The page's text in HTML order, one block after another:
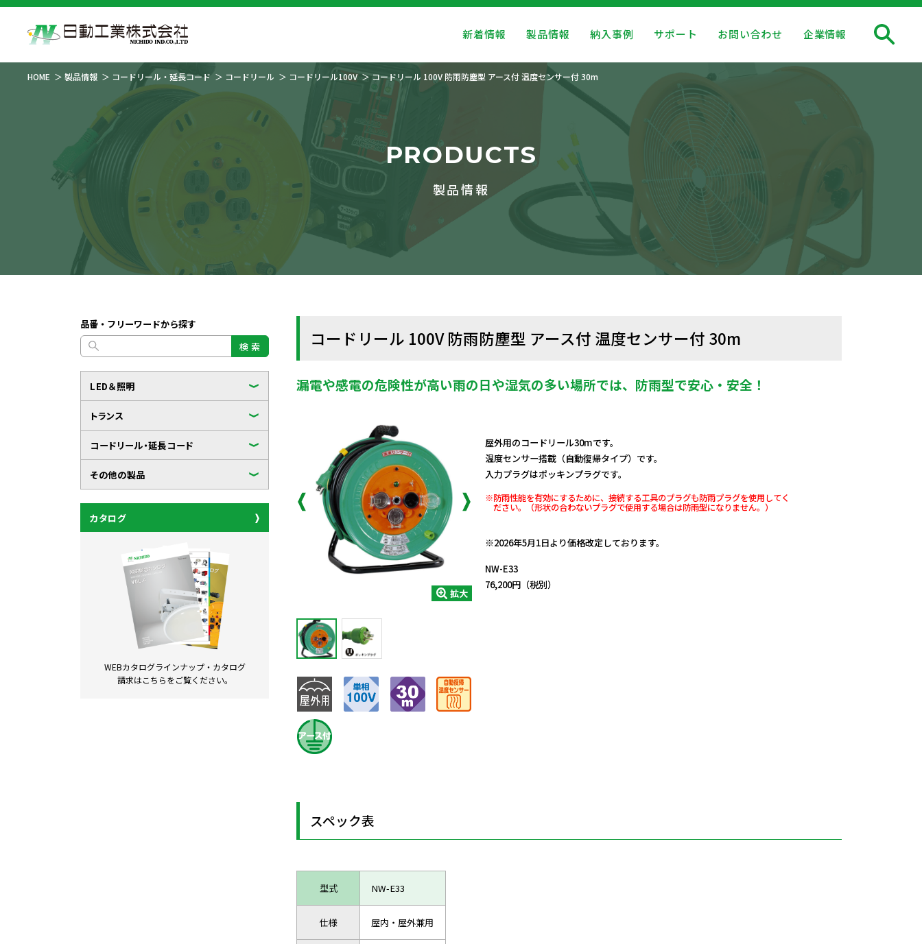
新着情報 製品情報 納入事例 サポート お問い合わせ 企業情報
HOME 製品情報 コードリール・延長コード コードリール コードリール100V コードリール 100V 防雨防塵型 アース付 温度センサー付 30m
PRODUCTS
製品情報
品番・フリーワードから探す
検 索
LED＆照明
トランス
コードリール・延長コード
その他の製品
カタログ
WEBカタログラインナップ・ カタログ
請求はこちらをご覧ください。
コードリール 100V 防雨防塵型 アース付 温度センサー付 30m
漏電や感電の危険性が高い雨の日や湿気の多い場所では、防雨型で安心・安全！
拡大
屋外用のコードリール30mです。
温度センサー搭載（自動復帰タイプ）です。
入力プラグはポッキンプラグです。
※防雨性能を有効にするために、接続する工具のプラグも防雨プラグを使用してく
ださい。（形状の合わないプラグで使用する場合は防雨型になりません。）
※2026年5月1日より価格改定しております。
NW-E33
76,200円（税別）
スペック表
型式 NW-E33
仕様 屋内・屋外兼用